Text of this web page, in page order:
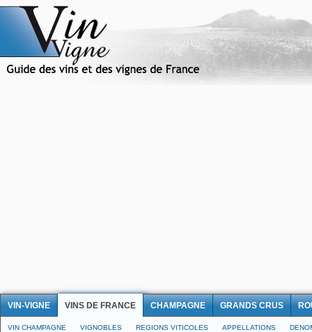
VIN-VIGNE VINS DE FRANCE CHAMPAGNE GRANDS CRUS
VIN CHAMPAGNE VIGNOBLES REGIONS VITICOLES APPELLATIONS